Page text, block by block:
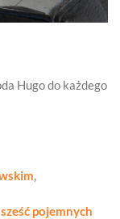
Hugo do każdego
pojemnych